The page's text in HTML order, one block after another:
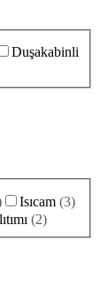
Duşakabinli
Isıcam (3)
(2)